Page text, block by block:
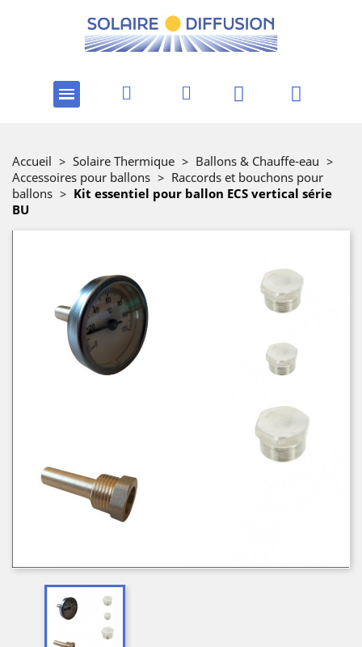
Accueil > Solaire Thermique > Ballons & Chauffe-eau >
Accessoires pour ballons > Raccords et bouchons pour
ballons > Kit essentiel pour ballon ECS vertical série
BU